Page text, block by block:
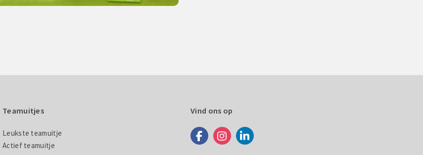
Teamuitjes
Leukste teamuitje
Actief teamuitje
Vind ons op